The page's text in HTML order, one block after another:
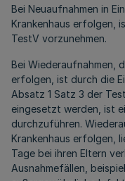
Bei Neuaufnahmen in
Krankenhaus erfolgen,
TestV vorzunehmen.
Bei Wiederaufnahmen,
erfolgen, ist durch die
Absatz 1 Satz 3 der
eingesetzt werden, ist
durchzuführen.
Krankenhaus erfolgen,
Tage bei ihren Eltern
Ausnahmefällen,